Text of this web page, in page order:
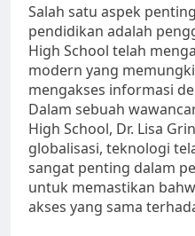
Salah satu aspek
pendidikan adalah
High School telah
modern yang
mengakses informasi
Dalam sebuah
High School, Dr. Lisa
globalisasi, teknologi
sangat penting dalam
untuk memastikan
akses yang sama